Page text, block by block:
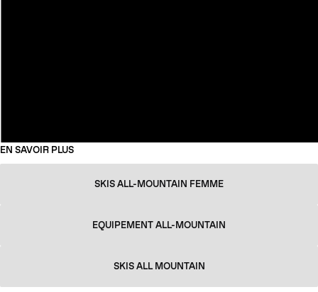
EN SAVOIR PLUS
SKIS ALL-MOUNTAIN FEMME
EQUIPEMENT ALL-MOUNTAIN
SKIS ALL MOUNTAIN